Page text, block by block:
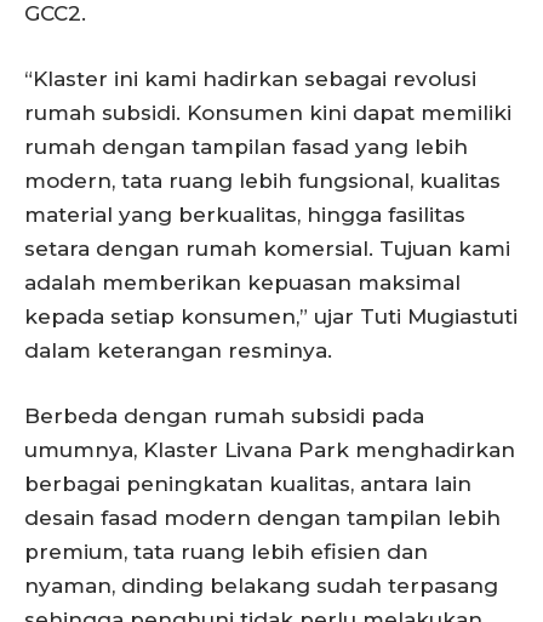
GCC2.
“Klaster ini kami hadirkan sebagai revolusi
rumah subsidi. Konsumen kini dapat memiliki
rumah dengan tampilan fasad yang lebih
modern, tata ruang lebih fungsional, kualitas
material yang berkualitas, hingga fasilitas
setara dengan rumah komersial. Tujuan kami
adalah memberikan kepuasan maksimal
kepada setiap konsumen,” ujar Tuti Mugiastuti
dalam keterangan resminya.
Berbeda dengan rumah subsidi pada
umumnya, Klaster Livana Park menghadirkan
berbagai peningkatan kualitas, antara lain
desain fasad modern dengan tampilan lebih
premium, tata ruang lebih efisien dan
nyaman, dinding belakang sudah terpasang